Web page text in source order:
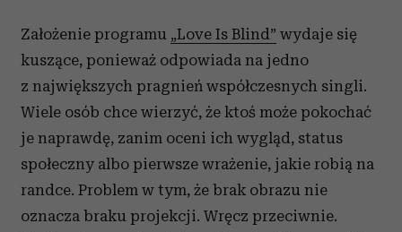
Założenie programu „Love Is Blind” wydaje się
kuszące, ponieważ odpowiada na jedno
z największych pragnień współczesnych singli.
Wiele osób chce wierzyć, że ktoś może pokochać
je naprawdę, zanim oceni ich wygląd, status
społeczny albo pierwsze wrażenie, jakie robią na
randce. Problem w tym, że brak obrazu nie
oznacza braku projekcji. Wręcz przeciwnie.